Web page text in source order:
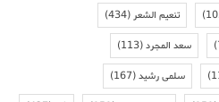
تنعيم الشعر(434)
سعد المجرد(113)
سلمى رشيد(167)